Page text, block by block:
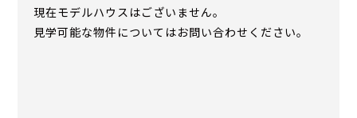
現在モデルハウスはございません。
見学可能な物件についてはお問い合わせください。